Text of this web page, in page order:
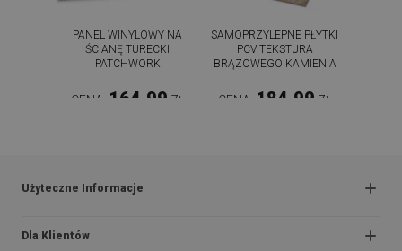
PANEL WINYLOWY NA
ŚCIANĘ TURECKI
PATCHWORK
CENA: 164.99 ZŁ
SAMOPRZYLEPNE PŁYTKI
PCV TEKSTURA
BRĄZOWEGO KAMIENIA
CENA: 184.99 ZŁ
Użyteczne Informacje
Zwroty i reklamacje
Dla Klientów